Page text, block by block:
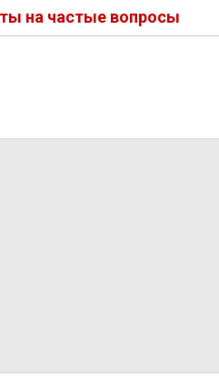
на частые вопросы